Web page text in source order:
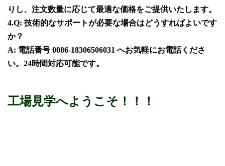
りし、注文数量に応じて最適な価格をご提供いたします。
4.Q: 技術的なサポートが必要な場合はどうすればよいです
か？
A: 電話番号 0086-18306506031 へお気軽にお電話くださ
い。24時間対応可能です。
工場見学へようこそ！！！